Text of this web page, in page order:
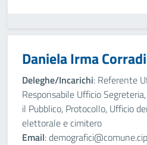
Daniela Irma Corradi
Deleghe/Incarichi: Referente
Responsabile Ufficio
il Pubblico, Protocollo, Ufficio
elettorale e cimitero
Email: